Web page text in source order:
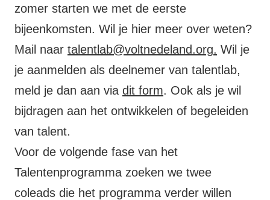
zomer starten we met de eerste
bijeenkomsten. Wil je hier meer over weten?
Mail naar talentlab@voltnedeland.org. Wil je
je aanmelden als deelnemer van talentlab,
meld je dan aan via dit form. Ook als je wil
bijdragen aan het ontwikkelen of begeleiden
van talent.
Voor de volgende fase van het
Talentenprogramma zoeken we twee
coleads die het programma verder willen